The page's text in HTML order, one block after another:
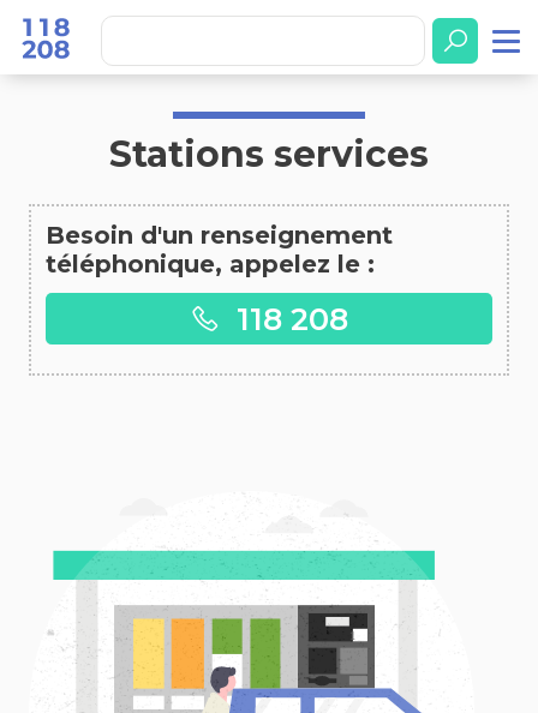
Accueil
Stations services
Besoin d'un renseignement
téléphonique, appelez le :
118 208